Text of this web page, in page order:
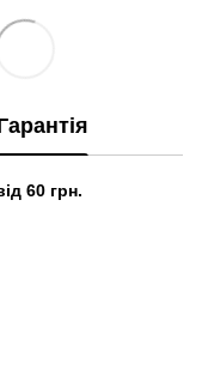
60 грн.